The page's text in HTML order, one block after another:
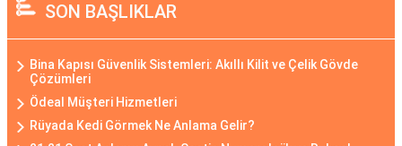
SON BAŞLIKLAR
Bina Kapısı Güvenlik Sistemleri: Akıllı Kilit ve Çelik Gövde
Çözümleri
Ödeal Müşteri Hizmetleri
Rüyada Kedi Görmek Ne Anlama Gelir?